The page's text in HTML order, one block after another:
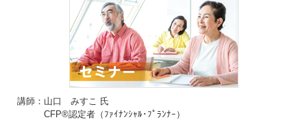
講師：山口 みすこ 氏
CFP®認定者（ﾌｧｲﾅﾝｼｬﾙ･ﾌﾟﾗﾝﾅｰ）